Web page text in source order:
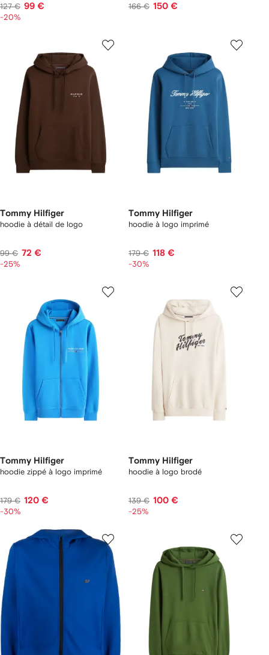
127 € 99 €
-20%
166 € 150 €
Tommy Hilfiger
hoodie à détail de logo
99 € 72 €
-25%
Tommy Hilfiger
hoodie à logo imprimé
179 € 118 €
-30%
Tommy Hilfiger
hoodie zippé à logo imprimé
179 € 120 €
-30%
Tommy Hilfiger
hoodie à logo brodé
139 € 100 €
-25%